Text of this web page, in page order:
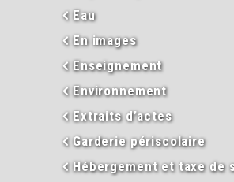
Eau
En images
Enseignement
Environnement
Extraits d’actes
Garderie périscolaire
Hébergement et taxe de